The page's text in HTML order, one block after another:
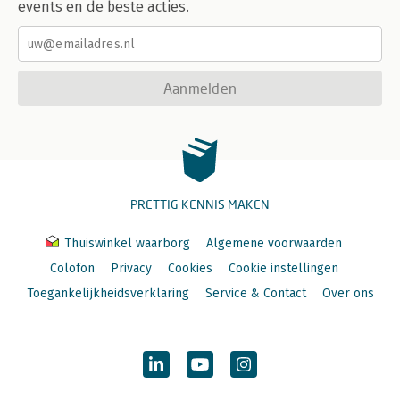
Waarvoor kun je een poll inzetten? 190
events en de beste acties.
Aanmelden
PRETTIG KENNIS MAKEN
Thuiswinkel waarborg
Algemene voorwaarden
Colofon
Privacy Cookies
Cookie instellingen
Toegankelijkheidsverklaring
Service & Contact Over ons